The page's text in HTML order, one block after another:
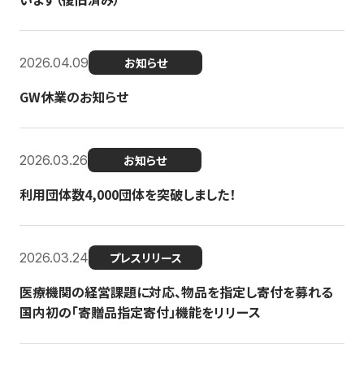
2026.04.09 お知らせ
GW休業のお知らせ
2026.03.26 お知らせ
利用団体数4,000団体を突破しました！
2026.03.24 プレスリリース
医療機関の経営課題に対応、物品を指定し寄付を募れる
国内初の「寄贈品指定寄付」機能をリリース